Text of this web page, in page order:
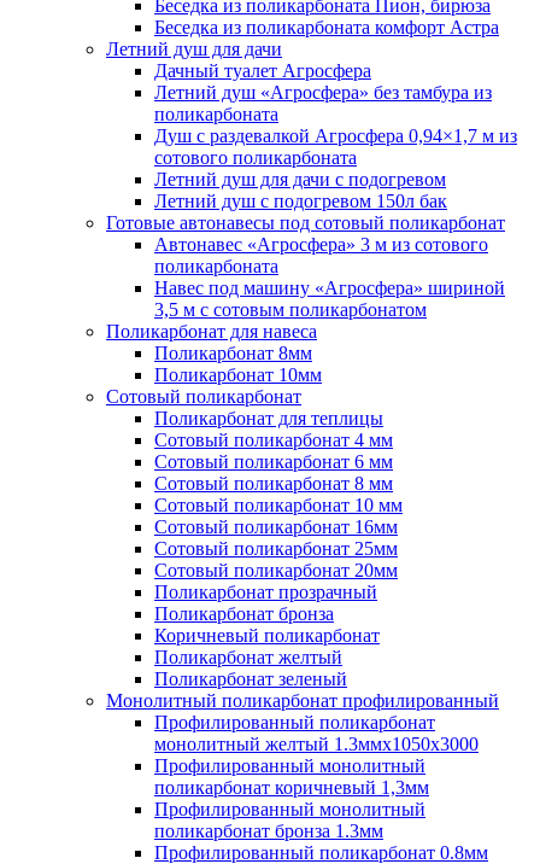
Беседка из поликарбоната Пион, бирюза
Беседка из поликарбоната комфорт Астра
Летний душ для дачи
Дачный туалет Агросфера
Летний душ «Агросфера» без тамбура из
поликарбоната
Душ с раздевалкой Агросфера 0,94×1,7 м из
сотового поликарбоната
Летний душ для дачи с подогревом
Летний душ с подогревом 150л бак
Готовые автонавесы под сотовый поликарбонат
Автонавес «Агросфера» 3 м из сотового
поликарбоната
Навес под машину «Агросфера» шириной
3,5 м с сотовым поликарбонатом
Поликарбонат для навеса
Поликарбонат 8мм
Поликарбонат 10мм
Сотовый поликарбонат
Поликарбонат для теплицы
Сотовый поликарбонат 4 мм
Сотовый поликарбонат 6 мм
Сотовый поликарбонат 8 мм
Сотовый поликарбонат 10 мм
Сотовый поликарбонат 16мм
Сотовый поликарбонат 25мм
Сотовый поликарбонат 20мм
Поликарбонат прозрачный
Поликарбонат бронза
Коричневый поликарбонат
Поликарбонат желтый
Поликарбонат зеленый
Монолитный поликарбонат профилированный
Профилированный поликарбонат
монолитный желтый 1.3ммх1050х3000
Профилированный монолитный
поликарбонат коричневый 1,3мм
Профилированный монолитный
поликарбонат бронза 1.3мм
Профилированный поликарбонат 0.8мм